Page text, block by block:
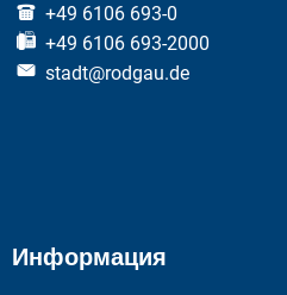
+49 6106 693-0
+49 6106 693-2000
stadt@rodgau.de
Информация